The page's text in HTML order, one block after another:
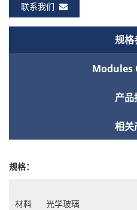
联系我们
规格
Modules
产品
相关
规格：
材料 光学玻璃